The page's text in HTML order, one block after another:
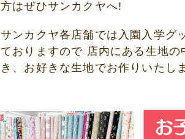
方はぜひサンカクヤへ!
サンカクヤ各店舗では入園入学グ
ておりますので 店内にある生地の
き、お好きな生地でお作りいたし